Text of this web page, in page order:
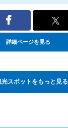
詳細ページを見る
光スポットをもっと見る